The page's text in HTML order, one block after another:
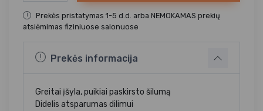
Prekės pristatymas 1-5 d.d. arba NEMOKAMAS prekių
atsiėmimas fiziniuose salonuose
Prekės informacija
Greitai įšyla, puikiai paskirsto šilumą
Didelis atsparumas dilimui